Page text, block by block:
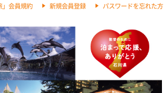
」会員規約 新規会員登録 パスワードを忘れた方